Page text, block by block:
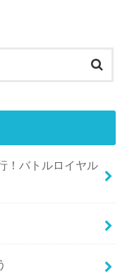
！バトルロイヤル